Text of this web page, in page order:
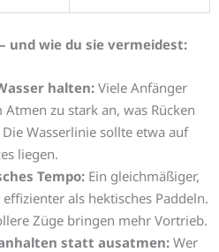
und wie du sie vermeidest:
halten:Viele Anfänger
zu stark an, was Rücken
Wasserlinie sollte etwa auf
liegen.
Tempo: Ein gleichmäßiger,
als hektisches Paddeln.
Züge bringen mehr Vortrieb.
statt ausatmen: Wer